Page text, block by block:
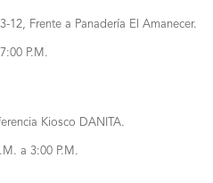
12, Frente a Panadería El Amanecer.
P.M.
Kiosco DANITA.
a 3:00 P.M.